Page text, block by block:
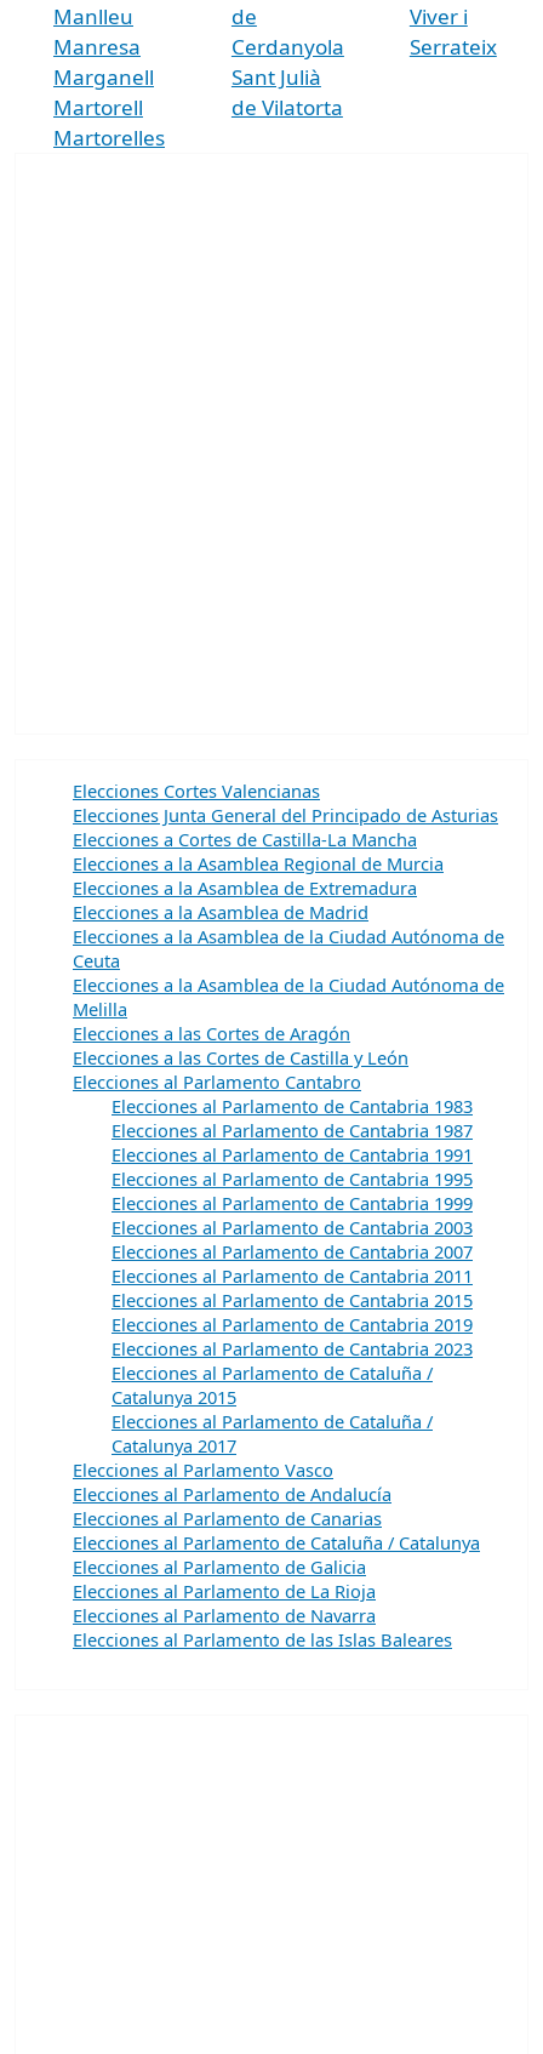
Manlleu
Manresa
Marganell
Martorell
Martorelles
de
Cerdanyola
Sant Julià
de Vilatorta
Viver i
Serrateix
Elecciones Cortes Valencianas
Elecciones Junta General del Principado de Asturias
Elecciones a Cortes de Castilla-La Mancha
Elecciones a la Asamblea Regional de Murcia
Elecciones a la Asamblea de Extremadura
Elecciones a la Asamblea de Madrid
Elecciones a la Asamblea de la Ciudad Autónoma de
Ceuta
Elecciones a la Asamblea de la Ciudad Autónoma de
Melilla
Elecciones a las Cortes de Aragón
Elecciones a las Cortes de Castilla y León
Elecciones al Parlamento Cantabro
Elecciones al Parlamento de Cantabria 1983
Elecciones al Parlamento de Cantabria 1987
Elecciones al Parlamento de Cantabria 1991
Elecciones al Parlamento de Cantabria 1995
Elecciones al Parlamento de Cantabria 1999
Elecciones al Parlamento de Cantabria 2003
Elecciones al Parlamento de Cantabria 2007
Elecciones al Parlamento de Cantabria 2011
Elecciones al Parlamento de Cantabria 2015
Elecciones al Parlamento de Cantabria 2019
Elecciones al Parlamento de Cantabria 2023
Elecciones al Parlamento de Cataluña /
Catalunya 2015
Elecciones al Parlamento de Cataluña /
Catalunya 2017
Elecciones al Parlamento Vasco
Elecciones al Parlamento de Andalucía
Elecciones al Parlamento de Canarias
Elecciones al Parlamento de Cataluña / Catalunya
Elecciones al Parlamento de Galicia
Elecciones al Parlamento de La Rioja
Elecciones al Parlamento de Navarra
Elecciones al Parlamento de las Islas Baleares